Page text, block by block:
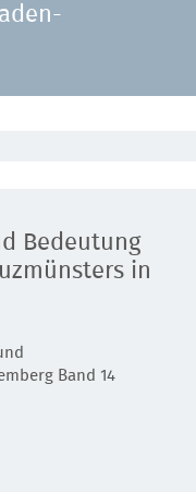
Bedeutung
in
Band 14